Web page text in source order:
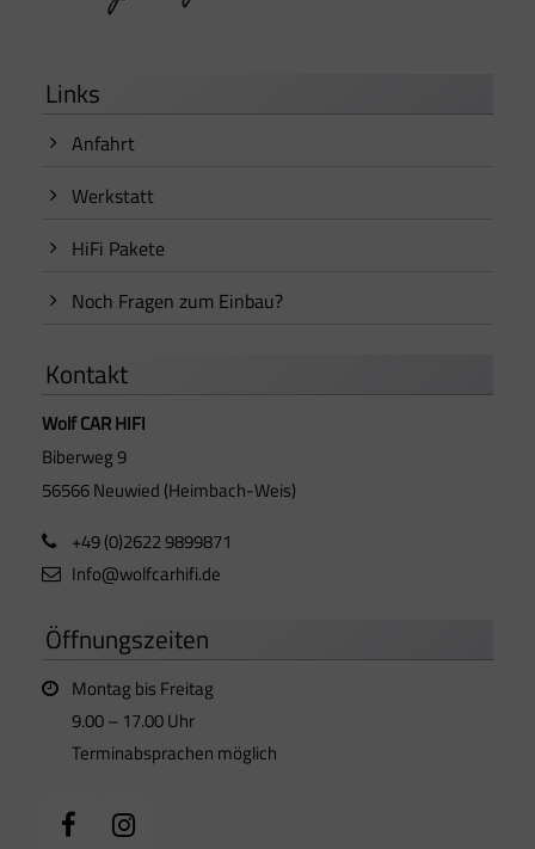
Links
Anfahrt
Werkstatt
HiFi Pakete
Noch Fragen zum Einbau?
Kontakt
Wolf CAR HIFI
Biberweg 9
56566 Neuwied (Heimbach-Weis)
+49 (0)2622 9899871
Info@wolfcarhifi.de
Öffnungszeiten
Montag bis Freitag
9.00 – 17.00 Uhr
Terminabsprachen möglich